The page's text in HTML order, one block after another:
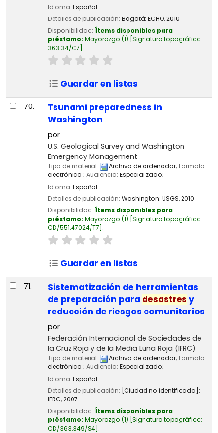
Idioma: Español
Detalles de publicación: Bogotá: ECHO,2010
Disponibilidad: Ítems disponibles para
préstamo: Mayorazgo (1) Signatura topográfica:
363.34/C7 .
Guardar en listas
70.
Tsunami preparedness in
Washington
por
U.S. Geological Survey and Washington
Emergency Management
Tipo de material: Archivo de ordenador; Formato:
electrónico ; Audiencia: Especializado;
Idioma: Español
Detalles de publicación: Washington: USGS,2010
Disponibilidad: Ítems disponibles para
préstamo: Mayorazgo (1) Signatura topográfica:
CD/551.47024/T7 .
Guardar en listas
71.
Sistematización de herramientas
de preparación para desastres y
reducción de riesgos comunitarios
por
Federación Internacional de Sociedades de
la Cruz Roja y de la Media Luna Roja (IFRC)
Tipo de material: Archivo de ordenador; Formato:
electrónico ; Audiencia: Especializado;
Idioma: Español
Detalles de publicación: [Ciudad no identificada]:
IFRC,2007
Disponibilidad: Ítems disponibles para
préstamo: Mayorazgo (1) Signatura topográfica:
CD/363.349/S4 .